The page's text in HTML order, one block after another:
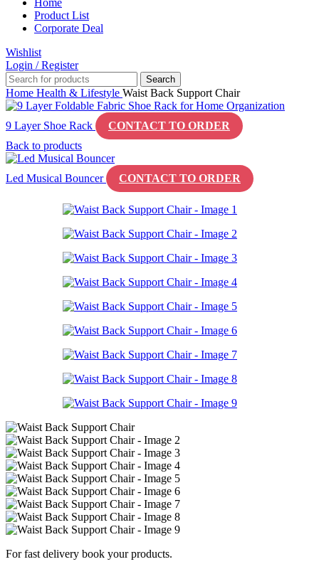
Product List
Corporate Deal
Wishlist
Login / Register
Search
Home Health & Lifestyle Waist Back Support Chair
9 Layer Shoe Rack
CONTACT TO ORDER
Back to products
Led Musical Bouncer CONTACT TO ORDER
For fast delivery book your products.